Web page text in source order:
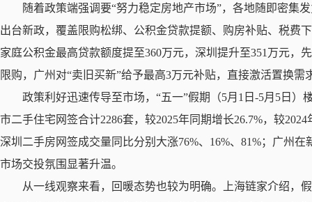
随着政策端强调要“努力稳定房地产市场”，各地随即密集
出台新政，覆盖限购松绑、公积金贷款提额、购房补贴、税费
家庭公积金最高贷款额度提至360万元，深圳提升至351万元，
限购，广州对“卖旧买新”给予最高3万元补贴，直接激活置换需
政策利好迅速传导至市场，“五一”假期（5月1日-5月5日
市二手住宅网签合计2286套，较2025年同期增长26.7%，较
深圳二手房网签成交量同比分别大涨76%、16%、81%；广州
市场交投氛围显著升温。
从一线观察来看，回暖态势也较为明确。上海链家介绍，